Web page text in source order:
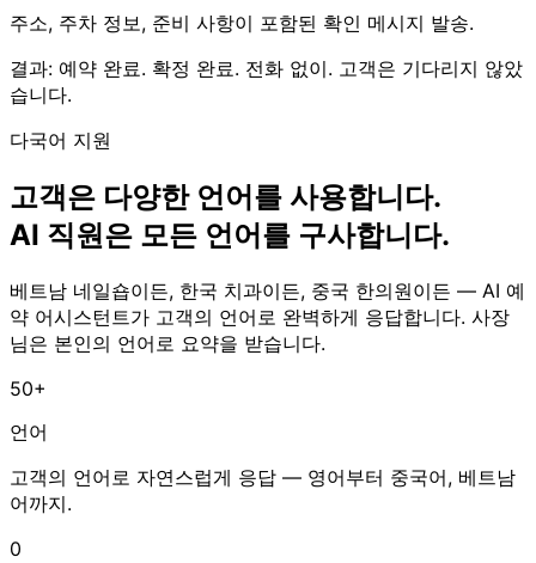
주소, 주차 정보, 준비 사항이 포함된 확인 메시지 발송.
결과: 예약 완료. 확정 완료. 전화 없이. 고객은 기다리지 않았
습니다.
다국어 지원
고객은 다양한 언어를 사용합니다.
AI 직원은 모든 언어를 구사합니다.
베트남 네일숍이든, 한국 치과이든, 중국 한의원이든 — AI 예
약 어시스턴트가 고객의 언어로 완벽하게 응답합니다. 사장
님은 본인의 언어로 요약을 받습니다.
50+
언어
고객의 언어로 자연스럽게 응답 — 영어부터 중국어, 베트남
어까지.
0